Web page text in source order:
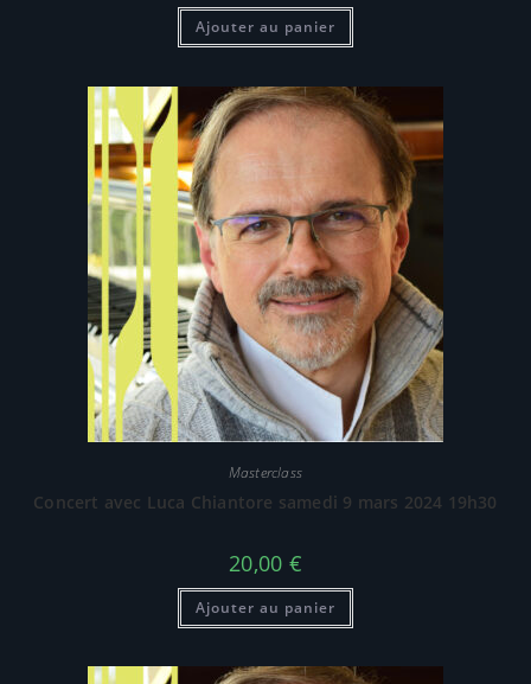
Ajouter au panier
Masterclass
Concert avec Luca Chiantore samedi 9 mars 2024 19h30
20,00 €
Ajouter au panier